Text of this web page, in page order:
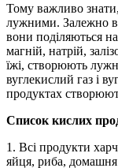
Тому важливо
лужними. Залежно
вони поділяються
магній, натрій,
їжі, створюють
вуглекислий газ і
продуктах
Список кислих
1. Всі продукти
яйця, риба, домашня